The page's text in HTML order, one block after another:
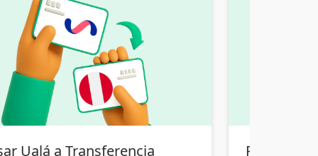
Ualá a Transferencia Pasar